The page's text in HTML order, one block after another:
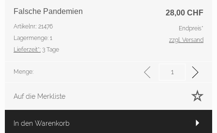
28,00 CHF
Falsche Pandemien
Artikelnr.: 21476
Lagermenge: 1
Lieferzeit*: 3 Tage
Endpreis*
zzgl. Versand
Menge:
Auf die Merkliste
In den Warenkorb